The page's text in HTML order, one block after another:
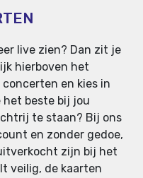
live zien? Dan zit je
hierboven het
en kies in
het beste bij jou
te staan? Bij ons
en zonder gedoe,
zijn bij het
veilig, de kaarten